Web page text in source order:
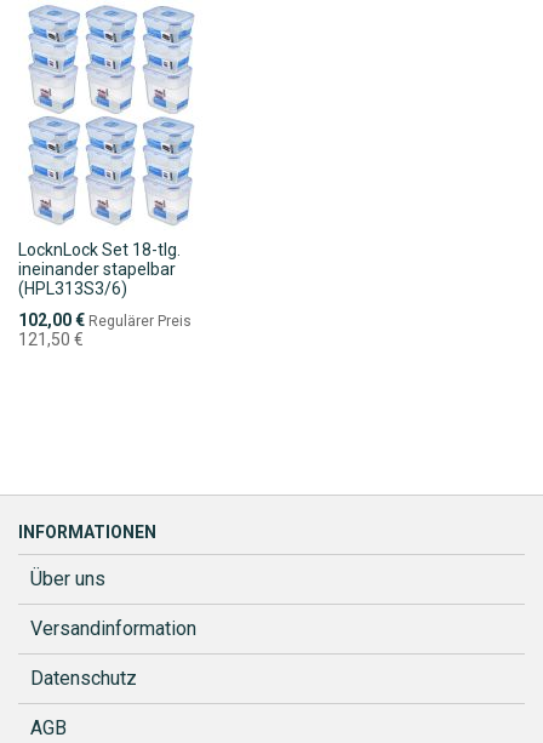
LocknLock Set 18-tlg.
ineinander stapelbar
(HPL313S3/6)
Sonderpreis
102,00 € Regulärer Preis
121,50 €
INFORMATIONEN
Über uns
Versandinformation
Datenschutz
AGB